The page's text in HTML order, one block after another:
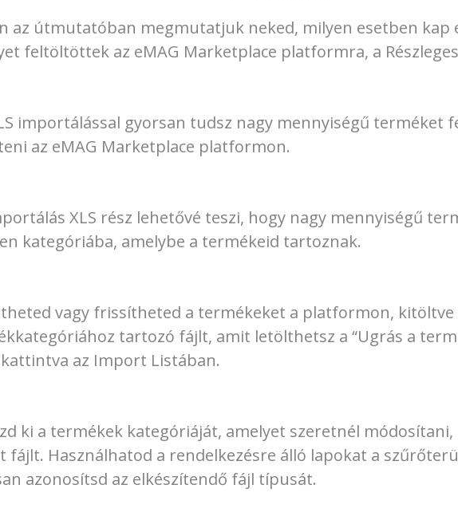
az útmutatóban megmutatjuk neked, milyen esetben kap
feltöltöttek az eMAG Marketplace platformra, a
importálással gyorsan tudsz nagy mennyiségű terméket
az eMAG Marketplace platformon.
XLS rész lehetővé teszi, hogy nagy mennyiségű
kategóriába, amelybe a termékeid tartoznak.
vagy frissítheted a termékeket a platformon, kitöltve
tartozó fájlt, amit letölthetsz a “Ugrás a
az Import Listában.
ki a termékek kategóriáját, amelyet szeretnél
fájlt. Használhatod a rendelkezésre álló lapokat a
azonosítsd az elkészítendő fájl típusát.